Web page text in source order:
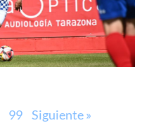
99 Siguiente »